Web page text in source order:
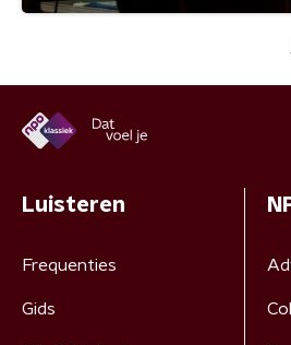
Luisteren
Frequenties
Gids